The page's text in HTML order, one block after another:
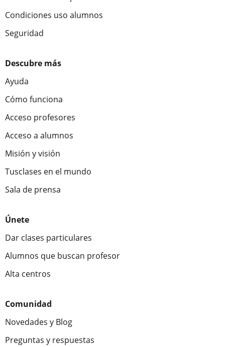
Condiciones uso alumnos
Seguridad
Descubre más
Ayuda
Cómo funciona
Acceso profesores
Acceso a alumnos
Misión y visión
Tusclases en el mundo
Sala de prensa
Únete
Dar clases particulares
Alumnos que buscan profesor
Alta centros
Comunidad
Novedades y Blog
Preguntas y respuestas